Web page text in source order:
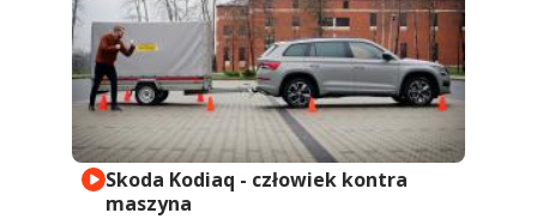
Skoda Kodiaq - człowiek kontra
maszyna